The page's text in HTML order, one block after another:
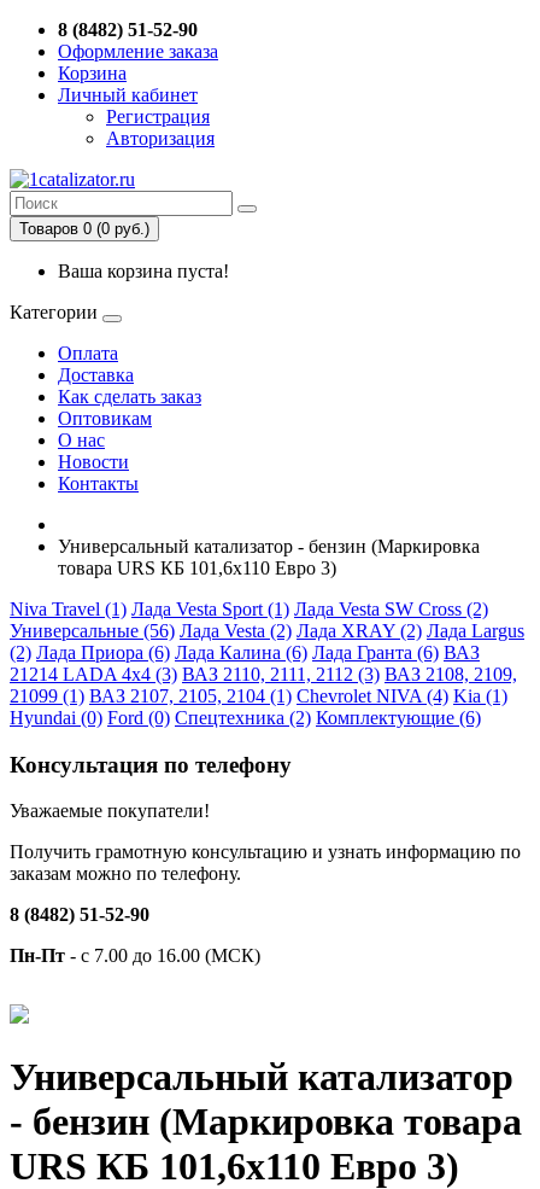
8 (8482) 51-52-90
Оформление заказа
Корзина
Личный кабинет
Регистрация
Авторизация
Товаров 0 (0 руб.)
Ваша корзина пуста!
Категории
Оплата
Доставка
Как сделать заказ
Оптовикам
О нас
Новости
Контакты
Универсальный катализатор - бензин (Маркировка
товара URS КБ 101,6х110 Евро 3)
Niva Travel (1) Лада Vesta Sport (1) Лада Vesta SW Cross (2)
Универсальные (56) Лада Vesta (2) Лада XRAY (2) Лада Largus
(2) Лада Приора (6) Лада Калина (6) Лада Гранта (6) ВАЗ
21214 LADA 4x4 (3) ВАЗ 2110, 2111, 2112 (3) ВАЗ 2108, 2109,
21099 (1) ВАЗ 2107, 2105, 2104 (1) Chevrolet NIVA (4) Kia (1)
Hyundai (0) Ford (0) Спецтехника (2) Комплектующие (6)
Консультация по телефону
Уважаемые покупатели!
Получить грамотную консультацию и узнать информацию по
заказам можно по телефону.
8 (8482) 51-52-90
Пн-Пт - с 7.00 до 16.00 (МСК)
Универсальный катализатор
- бензин (Маркировка товара
URS КБ 101,6х110 Евро 3)